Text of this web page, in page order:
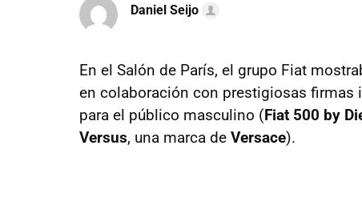
Daniel Seijo
En el Salón de París, el grupo Fiat
en colaboración con prestigiosas
para el público masculino (Fiat 500 by
Versus, una marca de Versace).